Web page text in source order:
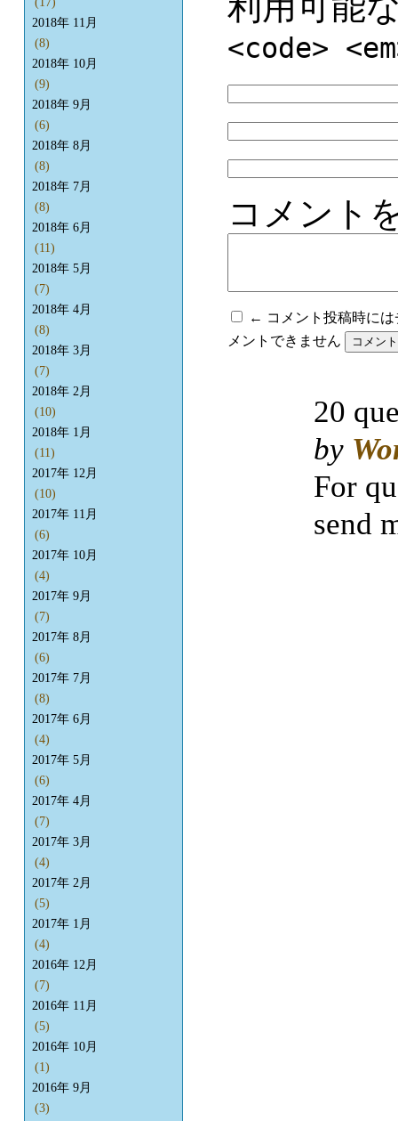
<code>
コメント
← コメント投稿時に
メントできません
2018年 11月
(8)
2018年 10月
(9)
2018年 9月
(6)
2018年 8月
(8)
2018年 7月
(8)
2018年 6月
(11)
2018年 5月
(7)
2018年 4月
(8)
2018年 3月
(7)
2018年 2月
(10)
2018年 1月
(11)
2017年 12月
(10)
2017年 11月
(6)
2017年 10月
(4)
2017年 9月
(7)
2017年 8月
(6)
2017年 7月
(8)
2017年 6月
(4)
2017年 5月
(6)
2017年 4月
(7)
2017年 3月
(4)
2017年 2月
(5)
2017年 1月
(4)
2016年 12月
(7)
2016年 11月
(5)
2016年 10月
(1)
2016年 9月
(3)
20
by
For
send